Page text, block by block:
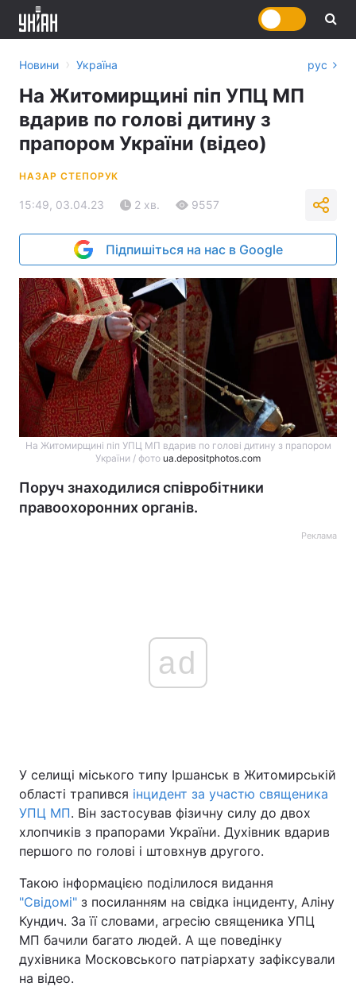
Головна Війна
Україна Політика
Економіка Світ
Спорт Наука
Техно і зв'язок Лайт
Зброя Інциденти
Здоров'я
Новини › Україна рус
На Житомирщині піп УПЦ МП
вдарив по голові дитину з
прапором України (відео)
НАЗАР СТЕПОРУК
15:49, 03.04.23 2 хв. 9557
Підпишіться на нас в Google
На Житомирщині піп УПЦ МП вдарив по голові дитину з прапором
України / фото ua.depositphotos.com
Поруч знаходилися співробітники
правоохоронних органів.
Реклама
ad
У селищі міського типу Іршанськ в Житомирській
області трапився інцидент за участю священика
УПЦ МП. Він застосував фізичну силу до двох
хлопчиків з прапорами України. Духівник вдарив
першого по голові і штовхнув другого.
Такою інформацією поділилося видання
"Свідомі" з посиланням на свідка інциденту, Аліну
Кундич. За її словами, агресію священика УПЦ
МП бачили багато людей. А ще поведінку
духівника Московського патріархату зафіксували
на відео.